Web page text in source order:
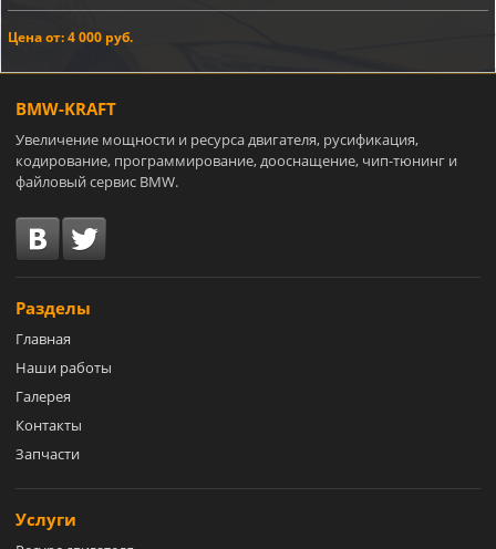
Цена от: 4 000 руб.
BMW-KRAFT
Увеличение мощности и ресурса двигателя, русификация,
кодирование, программирование, дооснащение, чип-тюнинг и
файловый сервис BMW.
Разделы
Главная
Наши работы
Галерея
Контакты
Запчасти
Услуги